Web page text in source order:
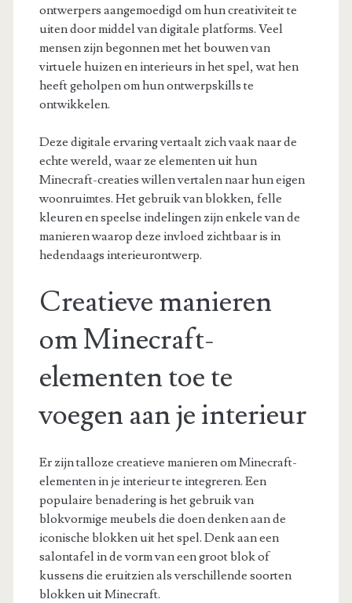
ontwerpers aangemoedigd om hun creativiteit te
uiten door middel van digitale platforms. Veel
mensen zijn begonnen met het bouwen van
virtuele huizen en interieurs in het spel, wat hen
heeft geholpen om hun ontwerpskills te
ontwikkelen.
Deze digitale ervaring vertaalt zich vaak naar de
echte wereld, waar ze elementen uit hun
Minecraft-creaties willen vertalen naar hun eigen
woonruimtes. Het gebruik van blokken, felle
kleuren en speelse indelingen zijn enkele van de
manieren waarop deze invloed zichtbaar is in
hedendaags interieurontwerp.
Creatieve manieren
om Minecraft-
elementen toe te
voegen aan je interieur
Er zijn talloze creatieve manieren om Minecraft-
elementen in je interieur te integreren. Een
populaire benadering is het gebruik van
blokvormige meubels die doen denken aan de
iconische blokken uit het spel. Denk aan een
salontafel in de vorm van een groot blok of
kussens die eruitzien als verschillende soorten
blokken uit Minecraft.